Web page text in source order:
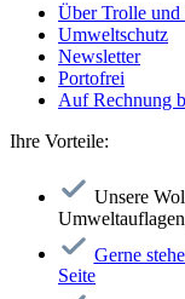
Über Trolle und
Umweltschutz
Newsletter
Portofrei
Auf Rechnung
Ihre Vorteile:
Unsere
Gerne
Seite